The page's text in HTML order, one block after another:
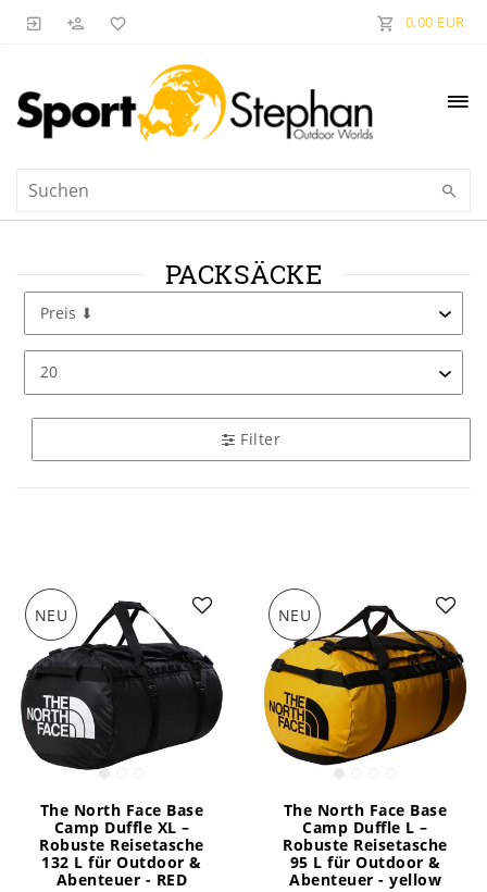
0,00 EUR
PACKSÄCKE
Filter
NEU
The North Face Base
Camp Duffle XL –
Robuste Reisetasche
132 L für Outdoor &
Abenteuer - RED
NEU
The North Face Base
Camp Duffle L –
Robuste Reisetasche
95 L für Outdoor &
Abenteuer - yellow